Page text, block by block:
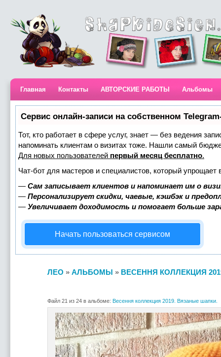
Главная Контакты АВТОРСКИЕ РАБОТЫ Альбомы
Сервис онлайн-записи на собственном
Тот, кто работает в сфере услуг, знает — без ведения
напоминать клиентам о визитах тоже. Нашли самый
Для новых пользователей первый месяц бесплатно.
Чат-бот для мастеров и специалистов, который упрощает
— Сам записывает клиентов и напоминает им о
— Персонализирует скидки, чаевые, кэшбэк и
— Увеличивает доходимость и помогает больше
Начать пользоваться сервисом
ЛЕО » АЛЬБОМЫ » ВЕСЕННЯ КОЛЛЕКЦИЯ
Файл 21 из 24 в альбоме: Весення коллекция 2019. Вязаные шапки.